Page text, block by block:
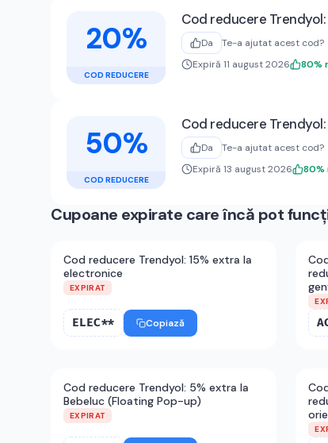
20%
COD REDUCERE
Cod reducere
Da Te-a ajutat acest cod?
Expiră 11 august 2026 80%
50%
COD REDUCERE
Cod reducere
Da Te-a ajutat acest cod?
Expiră 13 august 2026 80%
Cupoane expirate care încă pot
Cod reducere Trendyol: 15% extra la
electronice
EXPIRAT
ELEC** Copiază
Cod reducere Trendyol: 5% extra la
Bebeluc (Floating Pop-up)
EXPIRAT